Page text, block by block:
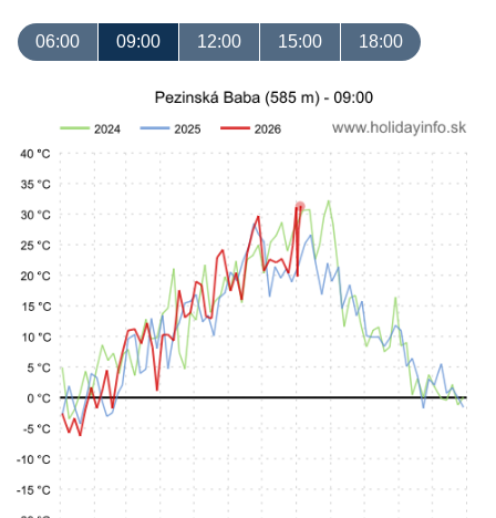
06:00 09:00 12:00 15:00 18:00